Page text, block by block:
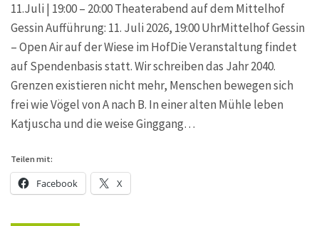
11.Juli | 19:00 – 20:00 Theaterabend auf dem Mittelhof
Gessin Aufführung: 11. Juli 2026, 19:00 UhrMittelhof Gessin
– Open Air auf der Wiese im HofDie Veranstaltung findet
auf Spendenbasis statt. Wir schreiben das Jahr 2040.
Grenzen existieren nicht mehr, Menschen bewegen sich
frei wie Vögel von A nach B. In einer alten Mühle leben
Katjuscha und die weise Ginggang…
Teilen mit:
Facebook X